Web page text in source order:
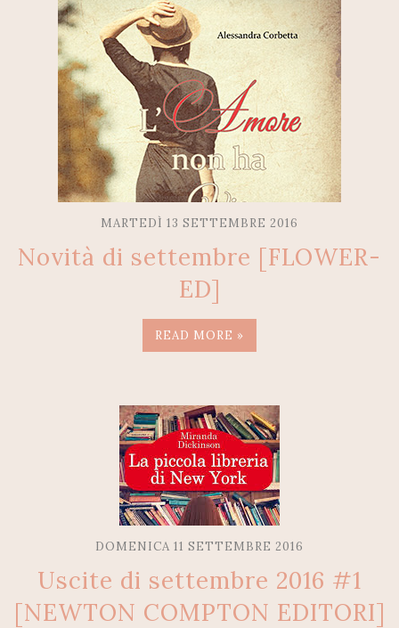
MARTEDÌ 13 SETTEMBRE 2016
Novità di settembre [FLOWER-
ED]
READ MORE »
DOMENICA 11 SETTEMBRE 2016
Uscite di settembre 2016 #1
[NEWTON COMPTON EDITORI]